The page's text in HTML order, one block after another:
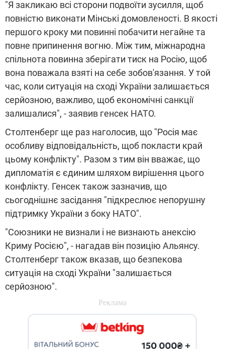
"Я закликаю всі сторони подвоїти зусилля, щоб
повністю виконати Мінські домовленості. В якості
першого кроку ми повинні побачити негайне та
повне припинення вогню. Між тим, міжнародна
спільнота повинна зберігати тиск на Росію, щоб
вона поважала взяті на себе зобов'язання. У той
час, коли ситуація на сході України залишається
серйозною, важливо, щоб економічні санкції
залишалися", - заявив генсек НАТО.
Столтенберг ще раз наголосив, що "Росія має
особливу відповідальність, щоб покласти край
цьому конфлікту". Разом з тим він вважає, що
дипломатія є єдиним шляхом вирішення цього
конфлікту. Генсек також зазначив, що
сьогоднішнє засідання "підкреслює непорушну
підтримку України з боку НАТО".
"Союзники не визнали і не визнають анексію
Криму Росією", - нагадав він позицію Альянсу.
Столтенберг також вказав, що безпекова
ситуація на сході України "залишається
серйозною".